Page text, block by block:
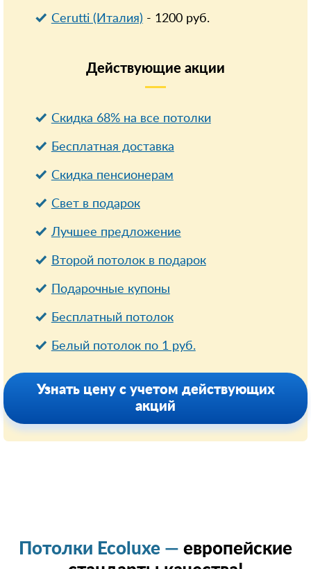
Cerutti (Италия) - 1200руб.
Действующие акции
Скидка 68% на все потолки
Бесплатная доставка
Cкидка пенсионерам
Свет в подарок
Лучшее предложение
Второй потолок в подарок
Подарочные купоны
Бесплатный потолок
Белый потолок по 1 руб.
Узнать цену с учетом действующих
акций
Потолки Ecoluxe — европейские